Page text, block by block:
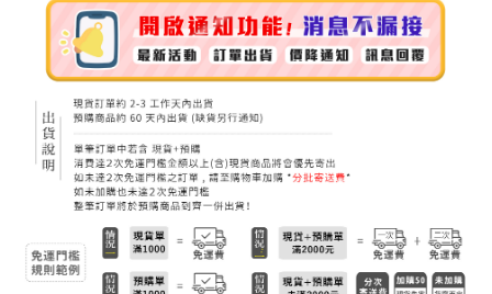
全家取貨付款
每筆NT$80，滿NT$999(含以上)免運費
每筆NT$80，滿NT$999(含以上)免運費
7-11取貨付款
每筆NT$80，滿NT$999(含以上)免運費
7-11純取貨 (先付款
每筆NT$80，滿NT$999(含以上)免運費